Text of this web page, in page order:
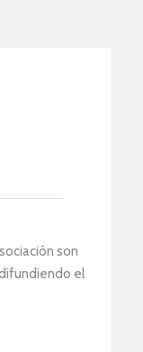
son
el